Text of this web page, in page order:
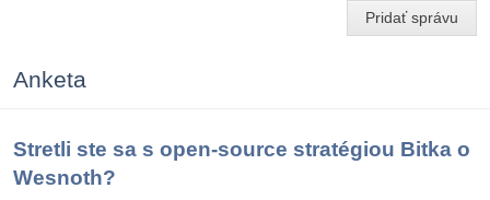
Pridať správu
Anketa
Stretli ste sa s open-source stratégiou Bitka o
Wesnoth?